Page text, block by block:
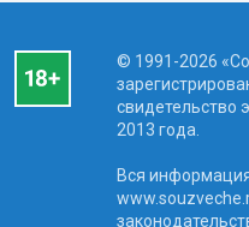
© 1991-2026
свидетельство
2013 года.
Вся